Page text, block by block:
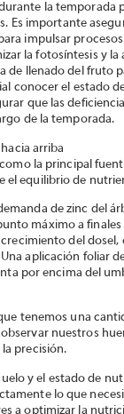
la temporada
Es importante
impulsar
la fotosíntesis y
de llenado del fruto
conocer el estado
que las
de la temporada.
arriba
la principal
el equilibrio de
de zinc del
máximo a
del
aplicación foliar
por encima del
tenemos una
nuestros
precisión.
y el estado de
lo que
a optimizar la